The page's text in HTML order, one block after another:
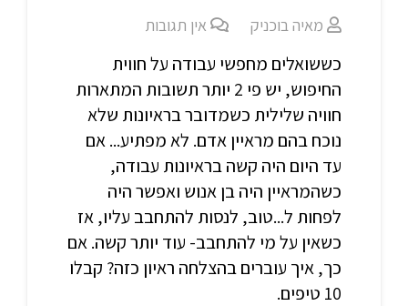
מאיה בוכניק אין תגובות
כששואלים מחפשי עבודה על חווית
החיפוש, יש פי 2 יותר תשובות המתארות
חוויה שלילית כשמדובר בראיונות שלא
נוכח בהם מראיין אדם. לא מפתיע... אם
עד היום היה קשה בראיונות עבודה,
כשהמראיין היה בן אנוש ואפשר היה
לפחות ל...טוב, לנסות להתחבב עליו, אז
כשאין על מי להתחבב- עוד יותר קשה. אם
כך, איך עוברים בהצלחה ראיון כזה? קבלו
10 טיפים.